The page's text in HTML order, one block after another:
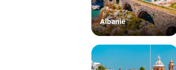
Albanië